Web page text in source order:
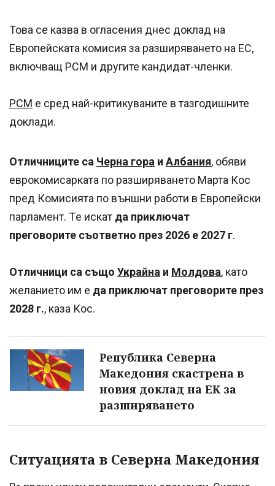
Това се казва в огласения днес доклад на
Европейската комисия за разширяването на ЕС,
включващ РСМ и другите кандидат-членки.
РСМ е сред най-критикуваните в тазгодишните
доклади.
Отличниците са Черна гора и Албания, обяви
еврокомисарката по разширяването Марта Кос
пред Комисията по външни работи в Европейски
парламент. Тe искат да приключат
преговорите съответно през 2026 е 2027 г.
Отличници са също Украйна и Молдова, като
желанието им е да приключат преговорите през
2028 г., каза Кос.
Република Северна
Македония скастрена в
новия доклад на ЕК за
разширяването
Ситуацията в Северна Македония